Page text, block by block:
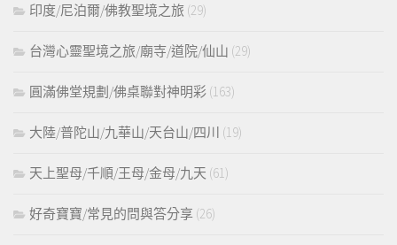
印度/尼泊爾/佛教聖境之旅 (29)
台灣心靈聖境之旅/廟寺/道院/仙山 (29)
圓滿佛堂規劃/佛桌聯對神明彩 (163)
大陸/普陀山/九華山/天台山/四川 (19)
天上聖母/千順/王母/金母/九天 (61)
好奇寶寶/常見的問與答分享 (26)